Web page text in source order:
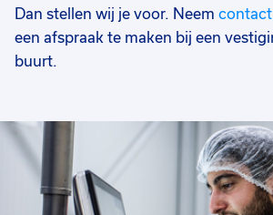
Dan stellen wij je voor. Neem contact
een afspraak te maken bij een
buurt.